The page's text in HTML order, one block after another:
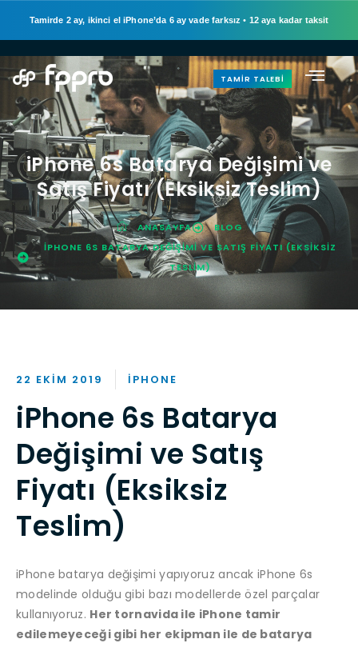
Tamirde 2 ay, ikinci el iPhone’da 6 ay vade farksız • 12 aya kadar taksit
TAMIR TALEBI
iPhone 6s Batarya Değişimi ve
Satış Fiyatı (Eksiksiz Teslim)
ANASAYFA
BLOG
IPHONE 6S BATARYA DEĞIŞIMI VE SATIŞ FIYATI (EKSIKSIZ
TESLIM)
22 EKIM 2019 IPHONE
iPhone 6s Batarya
Değişimi ve Satış
Fiyatı (Eksiksiz
Teslim)
iPhone batarya değişimi yapıyoruz ancak iPhone 6s
modelinde olduğu gibi bazı modellerde özel parçalar
kullanıyoruz. Her tornavida ile iPhone tamir
edilemeyeceği gibi her ekipman ile de batarya